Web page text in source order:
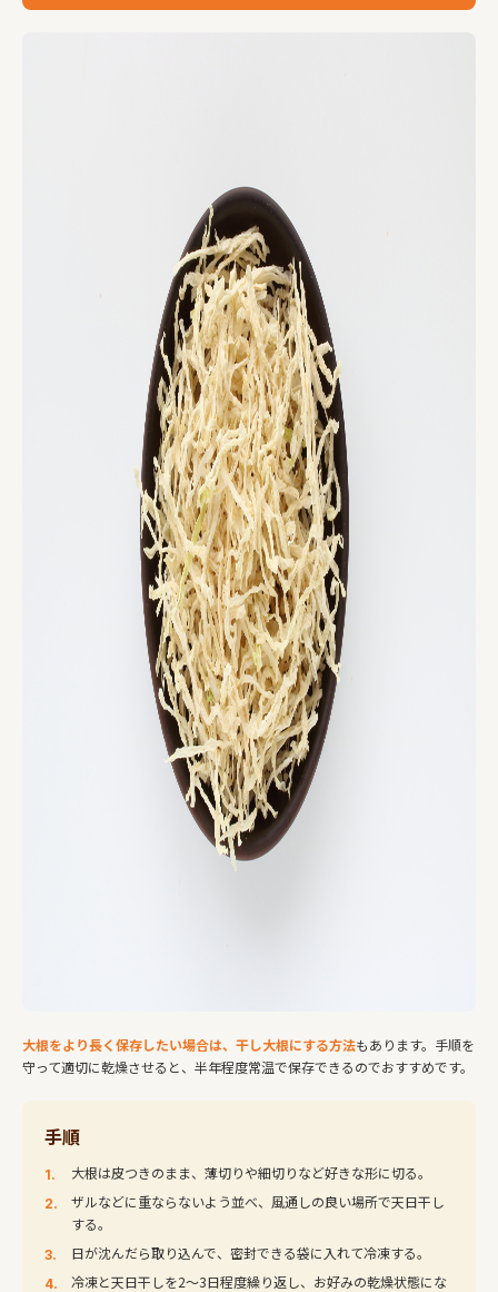
大根をより長く保存したい場合は、干し大根にする方法もあります。手順を
守って適切に乾燥させると、半年程度常温で保存できるのでおすすめです。
手順
大根は皮つきのまま、薄切りや細切りなど好きな形に切る。
ザルなどに重ならないよう並べ、風通しの良い場所で天日干し
する。
日が沈んだら取り込んで、密封できる袋に入れて冷凍する。
冷凍と天日干しを2～3日程度繰り返し、お好みの乾燥状態にな